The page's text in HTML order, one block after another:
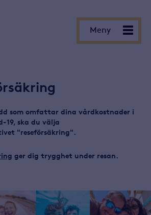
Meny
Meny
som omfattar dina vårdkostnader i
19, ska du välja
"reseförsäkring".
ger dig trygghet under resan.